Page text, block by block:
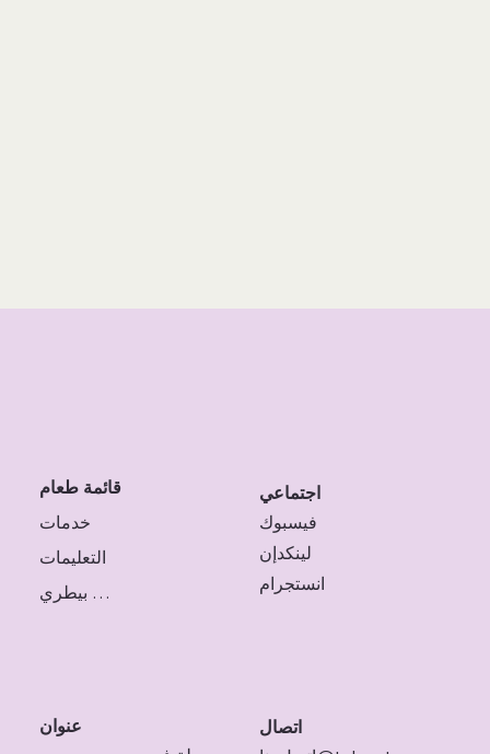
قائمة طعام
خدمات
التعليمات
طبيب بيطري
اتصال عنوان
اجتماعي
فيسبوك
لينكدإن
انستجرام